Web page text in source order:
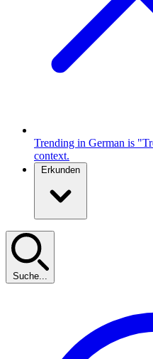
Trending in German is
context.
Erkunden
Suche...